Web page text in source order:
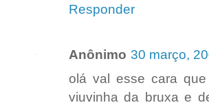
Responder
Anônimo 30 março,
olá val esse cara
viuvinha da bruxa e